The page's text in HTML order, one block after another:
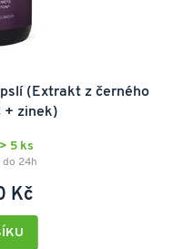
(Extrakt z černého
+ zinek)
5 ks
do 24h
Kč